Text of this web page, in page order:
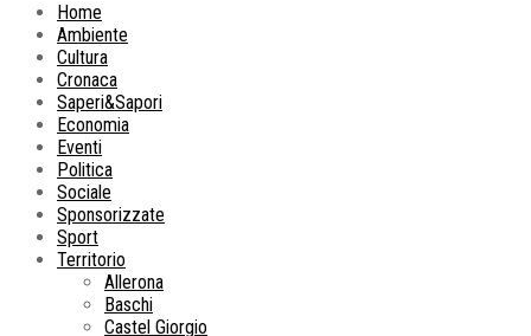
Home
Ambiente
Cultura
Cronaca
Saperi&Sapori
Economia
Eventi
Politica
Sociale
Sponsorizzate
Sport
Territorio
Allerona
Baschi
Castel Giorgio